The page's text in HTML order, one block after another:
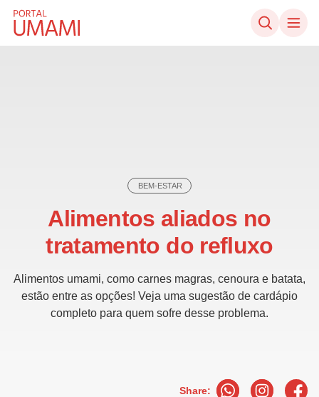
Skip to content
BEM-ESTAR
Alimentos aliados no
tratamento do refluxo
Alimentos umami, como carnes magras, cenoura e batata,
estão entre as opções! Veja uma sugestão de cardápio
completo para quem sofre desse problema.
Share: